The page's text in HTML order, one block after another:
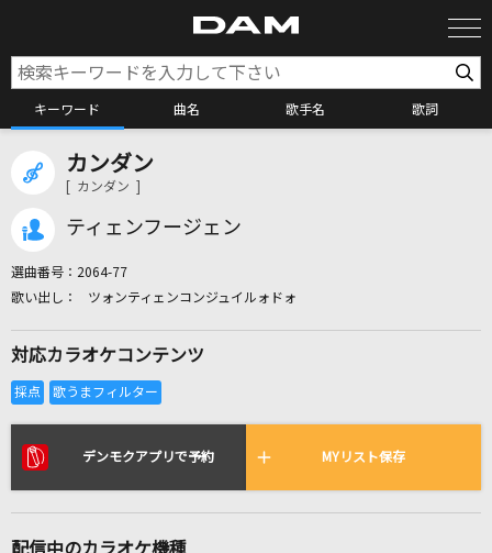
キーワード 曲名 歌手名 歌詞
リアルタイムで歌われている曲の一覧
カンダン
[ カンダン ]
ティェンフージェン
選曲番号： 2064-77
ツォンティェンコンジュイルォドォ
対応カラオケコンテンツ
デンモクアプリで予約 MYリスト保存
配信中のカラオケ機種